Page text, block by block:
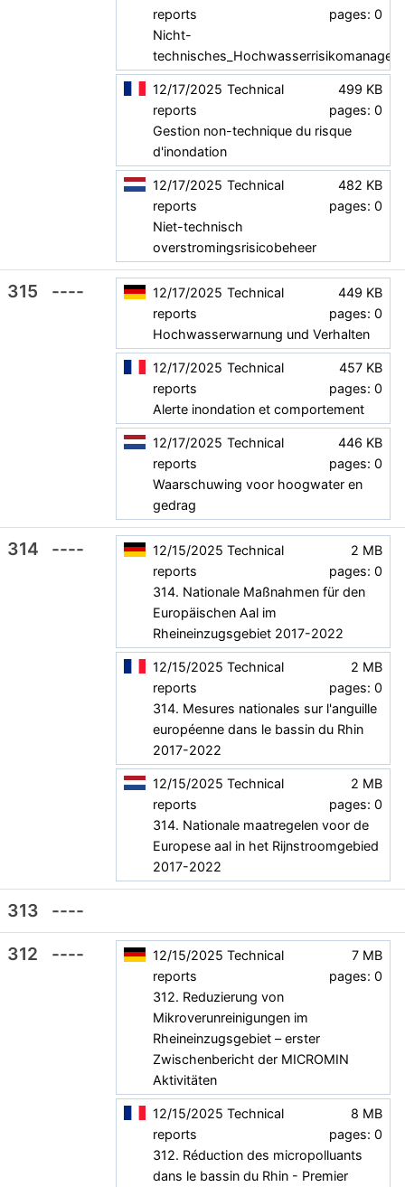
pages: 0
reports
Nicht-
499 KB
pages: 0
12/17/2025 Technical
reports
Gestion non-technique du risque
d'inondation
482 KB
pages: 0
12/17/2025 Technical
reports
Niet-technisch
overstromingsrisicobeheer
315 ----
449 KB
pages: 0
12/17/2025 Technical
reports
Hochwasserwarnung und Verhalten
457 KB
pages: 0
12/17/2025 Technical
reports
Alerte inondation et comportement
446 KB
pages: 0
12/17/2025 Technical
reports
Waarschuwing voor hoogwater en
gedrag
314 ----
2 MB
pages: 0
12/15/2025 Technical
reports
314. Nationale Maßnahmen für den
Europäischen Aal im
Rheineinzugsgebiet 2017-2022
2 MB
pages: 0
12/15/2025 Technical
reports
314. Mesures nationales sur l'anguille
européenne dans le bassin du Rhin
2017-2022
2 MB
pages: 0
12/15/2025 Technical
reports
314. Nationale maatregelen voor de
Europese aal in het Rijnstroomgebied
2017-2022
313
----
312
----
7 MB
pages: 0
12/15/2025 Technical
reports
312. Reduzierung von
Mikroverunreinigungen im
Rheineinzugsgebiet – erster
Zwischenbericht der MICROMIN
Aktivitäten
8 MB
pages: 0
12/15/2025 Technical
reports
312. Réduction des micropolluants
dans le bassin du Rhin - Premier